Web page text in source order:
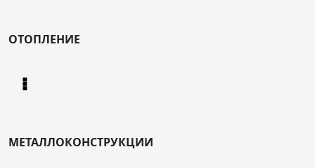
ОТОПЛЕНИЕ
МЕТАЛЛОКОНСТРУКЦИИ